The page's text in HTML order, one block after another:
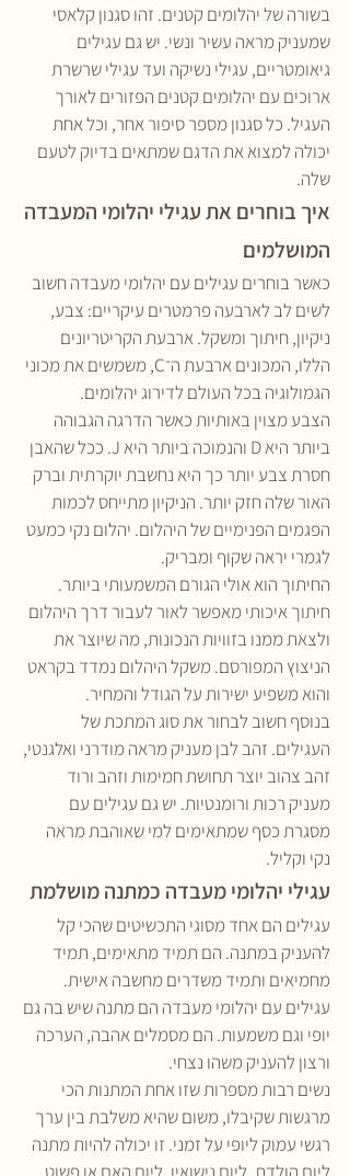
בשורה של יהלומים קטנים. זהו סגנון קלאסי
שמעניק מראה עשיר ונשי. יש גם עגילים
גיאומטריים, עגילי נשיקה ועד עגילי שרשרת
ארוכים עם יהלומים קטנים הפזורים לאורך
העגיל. כל סגנון מספר סיפור אחר, וכל אחת
יכולה למצוא את הדגם שמתאים בדיוק לטעם
שלה.
איך בוחרים את עגילי יהלומי המעבדה
המושלמים
כאשר בוחרים עגילים עם יהלומי מעבדה חשוב
לשים לב לארבעה פרמטרים עיקריים: צבע,
ניקיון, חיתוך ומשקל. ארבעת הקריטריונים
הללו, המכונים ארבעת ה־C, משמשים את מכוני
הגמולוגיה בכל העולם לדירוג יהלומים.
הצבע מצוין באותיות כאשר הדרגה הגבוהה
ביותר היא D והנמוכה ביותר היא J. ככל שהאבן
חסרת צבע יותר כך היא נחשבת יוקרתית וברק
האור שלה חזק יותר. הניקיון מתייחס לכמות
הפגמים הפנימיים של היהלום. יהלום נקי כמעט
לגמרי יראה שקוף ומבריק.
החיתוך הוא אולי הגורם המשמעותי ביותר.
חיתוך איכותי מאפשר לאור לעבור דרך היהלום
ולצאת ממנו בזוויות הנכונות, מה שיוצר את
הניצוץ המפורסם. משקל היהלום נמדד בקראט
והוא משפיע ישירות על הגודל והמחיר.
בנוסף חשוב לבחור את סוג המתכת של
העגילים. זהב לבן מעניק מראה מודרני ואלגנטי,
זהב צהוב יוצר תחושת חמימות וזהב ורוד
מעניק רכות ורומנטיות. יש גם עגילים עם
מסגרת כסף שמתאימים למי שאוהבת מראה
נקי וקליל.
עגילי יהלומי מעבדה כמתנה מושלמת
עגילים הם אחד מסוגי התכשיטים שהכי קל
להעניק במתנה. הם תמיד מתאימים, תמיד
מחמיאים ותמיד משדרים מחשבה אישית.
עגילים עם יהלומי מעבדה הם מתנה שיש בה גם
יופי וגם משמעות. הם מסמלים אהבה, הערכה
ורצון להעניק משהו נצחי.
נשים רבות מספרות שזו אחת המתנות הכי
מרגשות שקיבלו, משום שהיא משלבת בין ערך
רגשי עמוק ליופי על זמני. זו יכולה להיות מתנה